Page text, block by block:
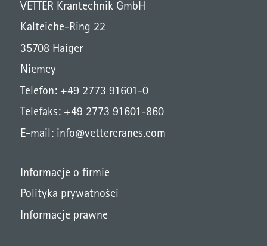
VETTER Krantechnik GmbH
Kalteiche-Ring 22
35708 Haiger
Niemcy
Telefon: +49 2773 91601-0
Telefaks: +49 2773 91601-860
E-mail:info@vettercranes.com
Informacje o firmie
Polityka prywatności
Informacje prawne